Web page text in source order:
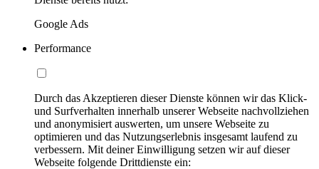
Google Ads
Performance
Durch das Akzeptieren dieser Dienste können wir das Klick-
und Surfverhalten innerhalb unserer Webseite nachvollziehen
und anonymisiert auswerten, um unsere Webseite zu
optimieren und das Nutzungserlebnis insgesamt laufend zu
verbessern. Mit deiner Einwilligung setzen wir auf dieser
Webseite folgende Drittdienste ein: